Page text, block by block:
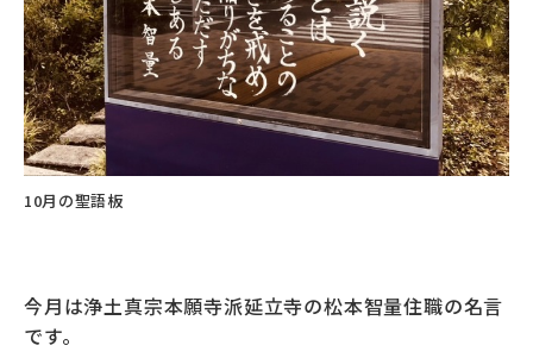
10月の聖語板
今月は浄土真宗本願寺派延立寺の松本智量住職の名言
です。